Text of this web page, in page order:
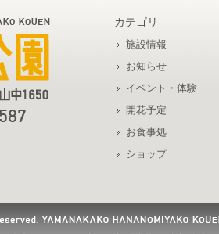
カテゴリ
施設情報
お知らせ
イベント・体験
開花予定
お食事処
ショップ